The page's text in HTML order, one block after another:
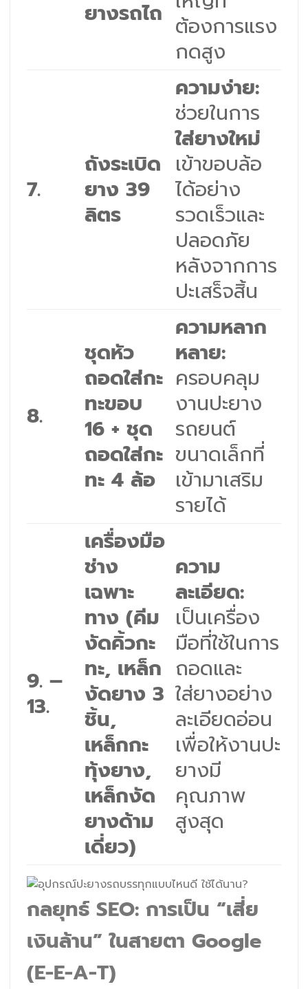
ยางรถไถ ต้องการแรง
กดสูง
7.
ถังระเบิด
ยาง 39
ลิตร
ความง่าย:
ช่วยในการ
ใส่ยางใหม่
เข้าขอบล้อ
ได้อย่าง
รวดเร็วและ
ปลอดภัย
หลังจากการ
ปะเสร็จสิ้น
8.
ชุดหัว
ถอดใส่กะ
ทะขอบ
16 + ชุด
ถอดใส่กะ
ทะ 4 ล้อ
ความหลาก
หลาย:
ครอบคลุม
งานปะยาง
รถยนต์
ขนาดเล็กที่
เข้ามาเสริม
รายได้
9. –
13.
เครื่องมือ
ช่าง
เฉพาะ
ทาง (คีม
งัดคิ้วกะ
ทะ, เหล็ก
งัดยาง 3
ชิ้น,
เหล็กกะ
ทุ้งยาง,
เหล็กงัด
ยางด้าม
เดี่ยว)
ความ
ละเอียด:
เป็นเครื่อง
มือที่ใช้ในการ
ถอดและ
ใส่ยางอย่าง
ละเอียดอ่อน
เพื่อให้งานปะ
ยางมี
คุณภาพ
สูงสุด
กลยุทธ์ SEO: การเป็น “เสี่ย
เงินล้าน” ในสายตา Google
(E-E-A-T)